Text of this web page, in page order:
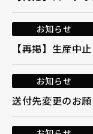
お知らせ
【再掲】生産中
お知らせ
送付先変更のお